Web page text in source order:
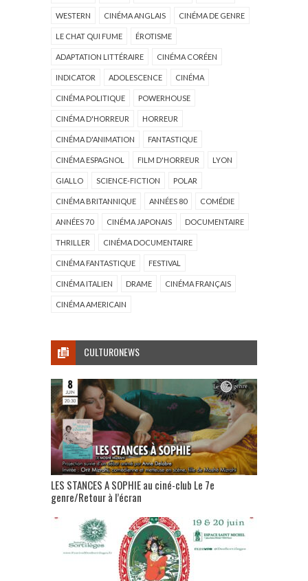
WESTERN CINÉMA ANGLAIS CINÉMA DE GENRE
LE CHAT QUI FUME ÉROTISME
ADAPTATION LITTÉRAIRE CINÉMA CORÉEN
INDICATOR ADOLESCENCE CINÉMA
CINÉMA POLITIQUE POWERHOUSE
CINÉMA D'HORREUR HORREUR
CINÉMA D'ANIMATION FANTASTIQUE
CINÉMA ESPAGNOL FILM D'HORREUR LYON
GIALLO SCIENCE-FICTION POLAR
CINÉMA BRITANNIQUE ANNÉES 80 COMÉDIE
ANNÉES 70 CINÉMA JAPONAIS DOCUMENTAIRE
THRILLER CINÉMA DOCUMENTAIRE
CINÉMA FANTASTIQUE FESTIVAL
CINÉMA ITALIEN DRAME CINÉMA FRANÇAIS
CINÉMA AMERICAIN
CULTURONEWS
LES STANCES A SOPHIE au ciné-club Le 7e
genre/Retour à l’écran